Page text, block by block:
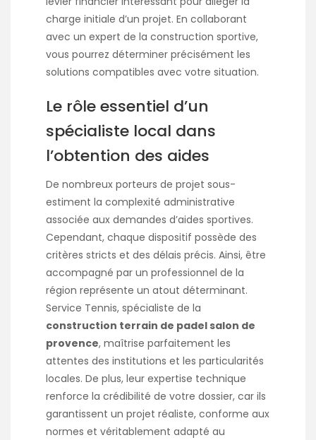
charge initiale d’un projet. En collaborant
avec un expert de la construction sportive,
vous pourrez déterminer précisément les
solutions compatibles avec votre situation.
Le rôle essentiel d’un
spécialiste local dans
l’obtention des aides
De nombreux porteurs de projet sous-
estiment la complexité administrative
associée aux demandes d’aides sportives.
Cependant, chaque dispositif possède des
critères stricts et des délais précis. Ainsi, être
accompagné par un professionnel de la
région représente un atout déterminant.
Service Tennis, spécialiste de la
construction terrain de padel salon de
provence, maîtrise parfaitement les
attentes des institutions et les particularités
locales. De plus, leur expertise technique
renforce la crédibilité de votre dossier, car ils
garantissent un projet réaliste, conforme aux
normes et véritablement adapté au